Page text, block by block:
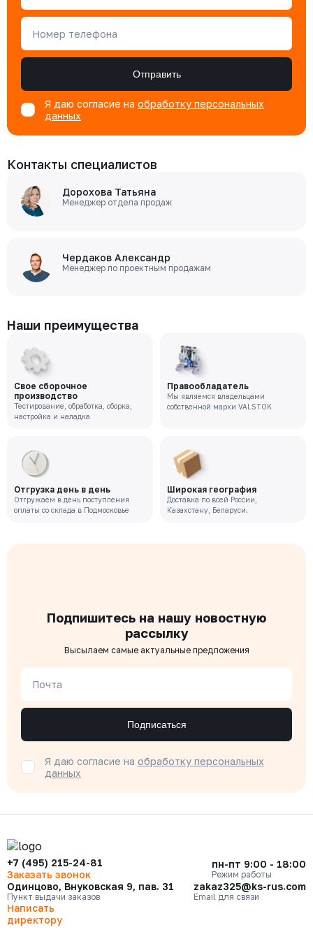
Номер телефона
Отправить
Я даю согласие на обработку персональных
данных
Контакты специалистов
Дорохова Татьяна
Менеджер отдела продаж
Чердаков Александр
Менеджер по проектным продажам
Наши преимущества
Свое сборочное
производство
Тестирование, обработка, сборка,
настройка и наладка
Правообладатель
Мы являемся владельцами
собственной марки VALSTOK
Отгрузка день в день
Отгружаем в день поступления
оплаты со склада в Подмосковье
Широкая география
Доставка по всей России,
Казахстану, Беларуси.
Подпишитесь на нашу новостную
рассылку
Высылаем самые актуальные предложения
Почта
Подписаться
Я даю согласие на обработку персональных
данных
+7 (495) 215-24-81
Заказать звонок
пн-пт 9:00 - 18:00
Режим работы
Одинцово, Внуковская 9, пав. 31
Пункт выдачи заказов
zakaz325@ks-rus.com
Email для связи
Написать
директору